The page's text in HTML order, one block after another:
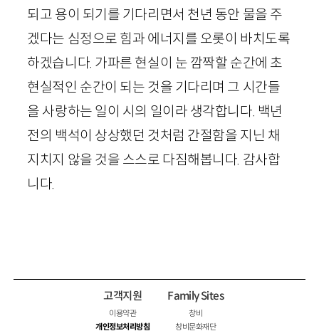
되고 용이 되기를 기다리면서 천년 동안 물을 주
겠다는 심정으로 힘과 에너지를 오롯이 바치도록
하겠습니다. 가파른 현실이 눈 깜짝할 순간에 초
현실적인 순간이 되는 것을 기다리며 그 시간들
을 사랑하는 일이 시의 일이라 생각합니다. 백년
전의 백석이 상상했던 것처럼 간절함을 지닌 채
지치지 않을 것을 스스로 다짐해봅니다. 감사합
니다.
고객지원
이용약관
개인정보처리방침
Family Sites
창비
창비문화재단